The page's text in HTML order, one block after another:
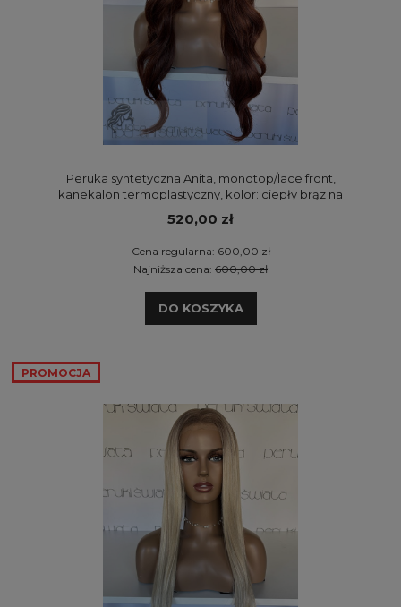
Peruka syntetyczna Anita, monotop/lace front,
kanekalon termoplastyczny, kolor: ciepły brąz na
520,00 zł
Cena regularna:600,00 zł
Najniższa cena: 600,00 zł
DO KOSZYKA
PROMOCJA